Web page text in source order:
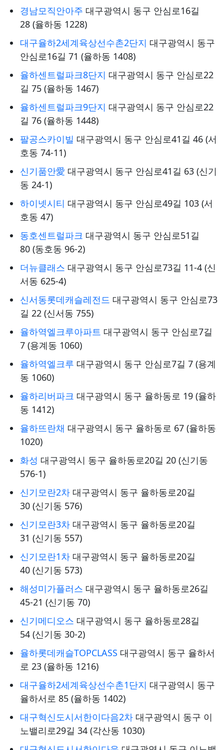
경남모직안아주 대구광역시 동구 안심로16길
28 (율하동 1228)
대구율하2세계육상선수촌2단지 대구광역시 동구
안심로16길 71 (율하동 1408)
율하센트럴파크8단지 대구광역시 동구 안심로22
길 75 (율하동 1467)
율하센트럴파크9단지 대구광역시 동구 안심로22
길 76 (율하동 1448)
팔공스카이빌 대구광역시 동구 안심로41길 46 (서
호동 74-11)
신기품안愛 대구광역시 동구 안심로41길 63 (신기
동 24-1)
하이넷시티 대구광역시 동구 안심로49길 103 (서
호동 47)
동호센트럴파크 대구광역시 동구 안심로51길
80 (동호동 96-2)
더뉴클래스 대구광역시 동구 안심로73길 11-4 (신
서동 625-4)
신서동롯데캐슬레전드 대구광역시 동구 안심로73
길 22 (신서동 755)
율하역엘크루아파트 대구광역시 동구 안심로7길
7 (용계동 1060)
율하역엘크루 대구광역시 동구 안심로7길 7 (용계
동 1060)
율하리버파크 대구광역시 동구 율하동로 19 (율하
동 1412)
율하뜨란채 대구광역시 동구 율하동로 67 (율하동
1020)
화성 대구광역시 동구 율하동로20길 20 (신기동
576-1)
신기모란2차 대구광역시 동구 율하동로20길
30 (신기동 576)
신기모란3차 대구광역시 동구 율하동로20길
31 (신기동 557)
신기모란1차 대구광역시 동구 율하동로20길
40 (신기동 573)
해성미가플러스 대구광역시 동구 율하동로26길
45-21 (신기동 70)
신기메디오스 대구광역시 동구 율하동로28길
54 (신기동 30-2)
율하롯데캐슬TOPCLASS 대구광역시 동구 율하서
로 23 (율하동 1216)
대구율하2세계육상선수촌1단지 대구광역시 동구
율하서로 85 (율하동 1402)
대구혁신도시서한이다음2차 대구광역시 동구 이
노밸리로29길 34 (각산동 1030)